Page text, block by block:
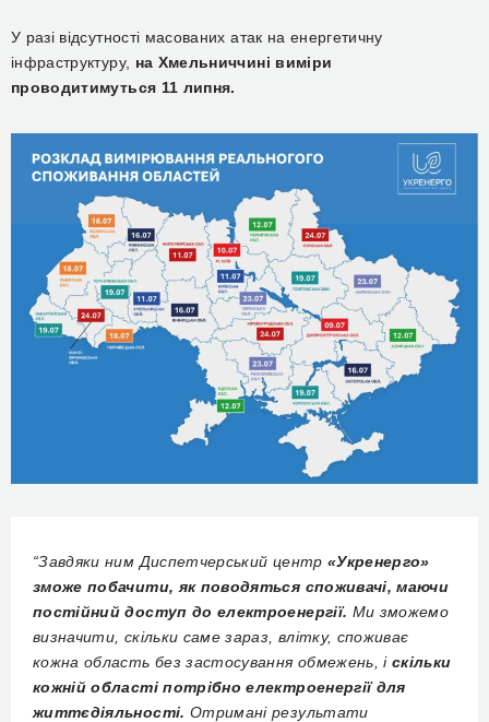
У разі відсутності масованих атак на енергетичну
інфраструктуру, на Хмельниччині виміри
проводитимуться 11 липня.
“Завдяки ним Диспетчерський центр «Укренерго»
зможе побачити, як поводяться споживачі, маючи
постійний доступ до електроенергії. Ми зможемо
визначити, скільки саме зараз, влітку, споживає
кожна область без застосування обмежень, іскільки
кожній області потрібно електроенергії для
життєдіяльності. Отримані результати